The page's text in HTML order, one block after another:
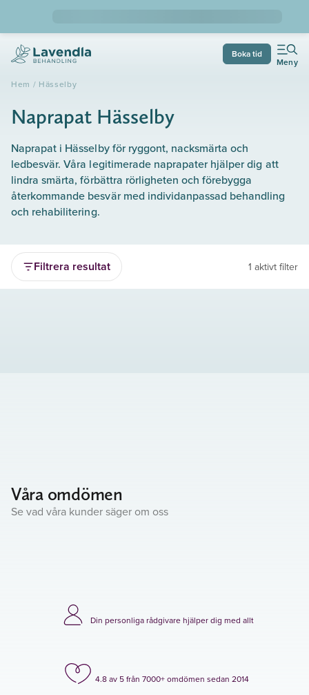
Boka tid
Meny
Hem / Hässelby
Naprapat Hässelby
Naprapat i Hässelby för ryggont, nacksmärta och
ledbesvär. Våra legitimerade naprapater hjälper dig att
lindra smärta, förbättra rörligheten och förebygga
återkommande besvär med individanpassad behandling
och rehabilitering.
Filtrera resultat 1 aktivt filter
Våra omdömen
Se vad våra kunder säger om oss
Din personliga rådgivare hjälper dig med allt
4.8 av 5 från 7000+ omdömen sedan 2014